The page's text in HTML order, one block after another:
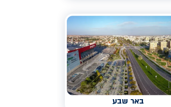
באר שבע